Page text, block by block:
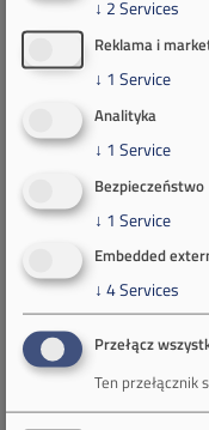
↓ 2Services
Reklama i
↓ 1 Service
Analityka
↓ 1 Service
Bezpieczeństwo
↓ 1 Service
Embedded
↓ 4Services
Przełącz
Ten przełącznik